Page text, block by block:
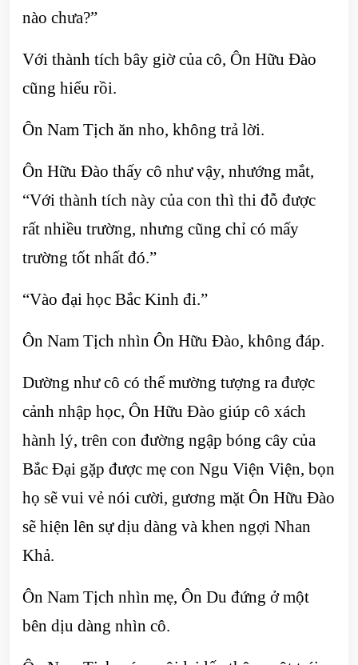
nào chưa?”
Với thành tích bây giờ của cô, Ôn Hữu Đào
cũng hiểu rồi.
Ôn Nam Tịch ăn nho, không trả lời.
Ôn Hữu Đào thấy cô như vậy, nhướng mắt,
“Với thành tích này của con thì thi đỗ được
rất nhiều trường, nhưng cũng chỉ có mấy
trường tốt nhất đó.”
“Vào đại học Bắc Kinh đi.”
Ôn Nam Tịch nhìn Ôn Hữu Đào, không đáp.
Dường như cô có thể mường tượng ra được
cảnh nhập học, Ôn Hữu Đào giúp cô xách
hành lý, trên con đường ngập bóng cây của
Bắc Đại gặp được mẹ con Ngu Viện Viện, bọn
họ sẽ vui vẻ nói cười, gương mặt Ôn Hữu Đào
sẽ hiện lên sự dịu dàng và khen ngợi Nhan
Khả.
Ôn Nam Tịch nhìn mẹ, Ôn Du đứng ở một
bên dịu dàng nhìn cô.